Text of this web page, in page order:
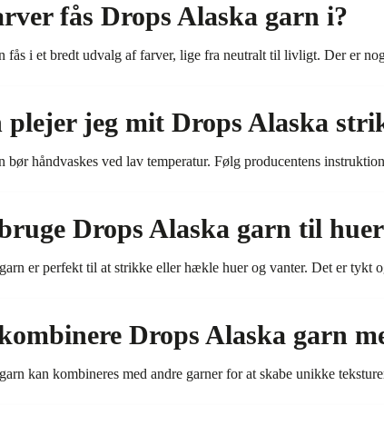
fås Drops Alaska garn i?
fås i et bredt udvalg af farver, lige fra neutralt til livligt. Der er
plejer jeg mit Drops Alaska
bør håndvaskes ved lav temperatur. Følg producentens
Drops Alaska garn til
er perfekt til at strikke eller hækle huer og vanter. Det er tykt
Drops Alaska garn
kan kombineres med andre garner for at skabe unikke